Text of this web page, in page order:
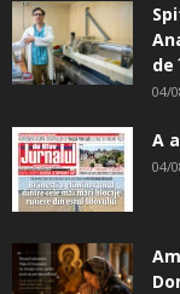
de
04/
A
04/